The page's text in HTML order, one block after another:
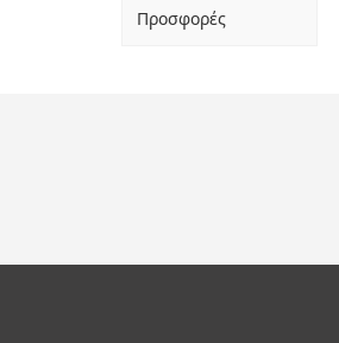
Προσφορές